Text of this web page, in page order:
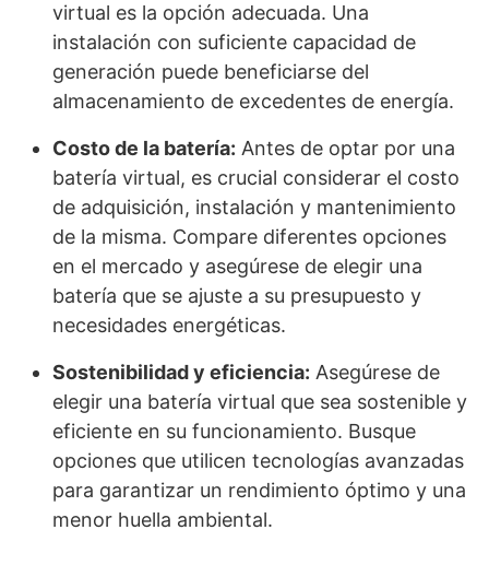
virtual es la opción adecuada. Una
instalación con suficiente capacidad de
generación puede beneficiarse del
almacenamiento de excedentes de energía.
Costo de la batería: Antes de optar por una
batería virtual, es crucial considerar el costo
de adquisición, instalación y mantenimiento
de la misma. Compare diferentes opciones
en el mercado y asegúrese de elegir una
batería que se ajuste a su presupuesto y
necesidades energéticas.
Sostenibilidad y eficiencia: Asegúrese de
elegir una batería virtual que sea sostenible y
eficiente en su funcionamiento. Busque
opciones que utilicen tecnologías avanzadas
para garantizar un rendimiento óptimo y una
menor huella ambiental.